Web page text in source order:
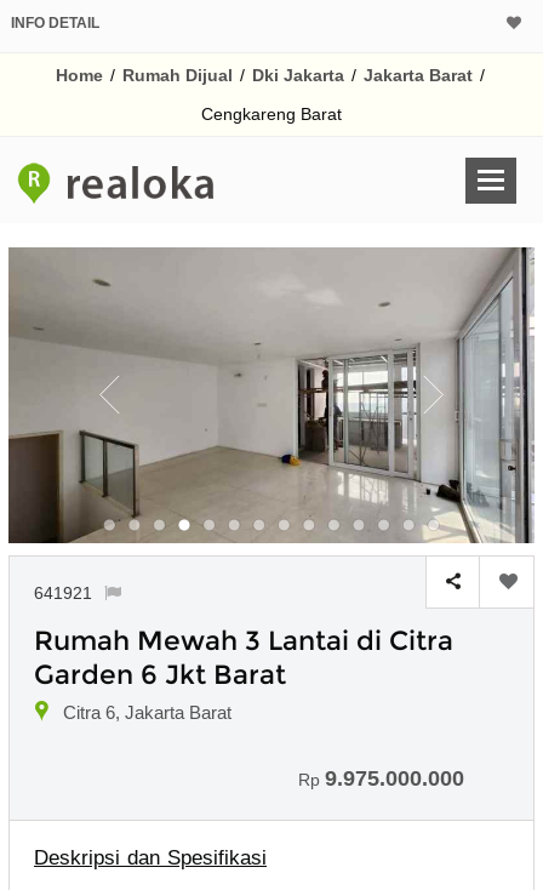
INFO DETAIL
Home / Rumah Dijual / Dki Jakarta / Jakarta Barat /
Cengkareng Barat
641921
Rumah Mewah 3 Lantai di Citra
Garden 6 Jkt Barat
Citra 6, Jakarta Barat
Rp 9.975.000.000
Deskripsi dan Spesifikasi
Harga Rp
% /th
Untuk hasil simulasi
pada kotak-
Simpan